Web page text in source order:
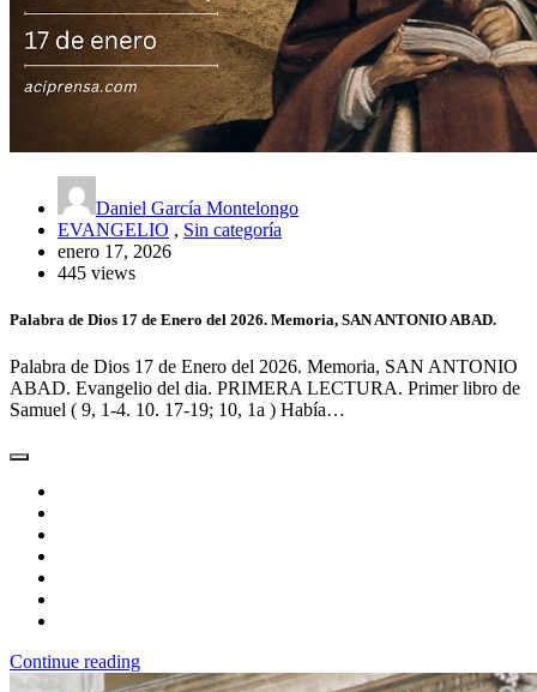
Daniel García Montelongo
EVANGELIO , Sin categoría
enero 17, 2026
445 views
Palabra de Dios 17 de Enero del 2026. Memoria, SAN ANTONIO ABAD.
Palabra de Dios 17 de Enero del 2026. Memoria, SAN ANTONIO
ABAD. Evangelio del dia. PRIMERA LECTURA. Primer libro de
Samuel ( 9, 1-4. 10. 17-19; 10, 1a ) Había…
Continue reading